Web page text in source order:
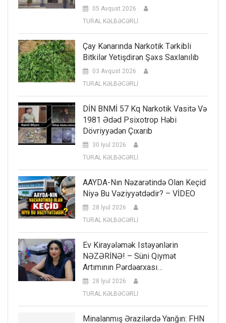
05 Avqust 2026
TURAL KƏLBƏCƏRLİ
Çay Kənarında Narkotik Tərkibli
Bitkilər Yetişdirən Şəxs Saxlanılıb
03 Avqust 2026
TURAL KƏLBƏCƏRLİ
DİN BNMİ 57 Kq Narkotik Vasitə Və
1981 Ədəd Psixotrop Həbi
Dövriyyədən Çıxarıb
30 İyul 2026
TURAL KƏLBƏCƏRLİ
AAYDA-Nın Nəzarətində Olan Keçid
Niyə Bu Vəziyyətdədir? – VİDEO
28 İyul 2026
TURAL KƏLBƏCƏRLİ
Ev Kirayələmək Istəyənlərin
NƏZƏRİNƏ! – Süni Qiymət
Artımının Pərdəarxası…
28 İyul 2026
TURAL KƏLBƏCƏRLİ
Minalanmış Ərazilərdə Yanğın: FHN